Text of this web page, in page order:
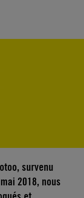
survenu
2018, nous